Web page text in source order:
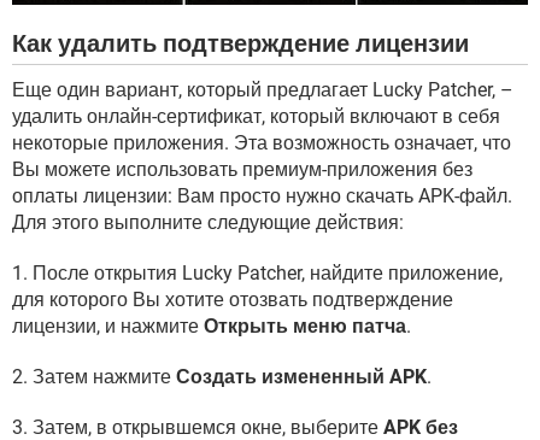
Как удалить подтверждение лицензии
Еще один вариант, который предлагает Lucky Patcher, –
удалить онлайн-сертификат, который включают в себя
некоторые приложения. Эта возможность означает, что
Вы можете использовать премиум-приложения без
оплаты лицензии: Вам просто нужно скачать APK-файл.
Для этого выполните следующие действия:
1. После открытия Lucky Patcher, найдите приложение,
для которого Вы хотите отозвать подтверждение
лицензии, и нажмите Открыть меню патча.
2. Затем нажмите Создать измененный APK.
3. Затем, в открывшемся окне, выберите APK без